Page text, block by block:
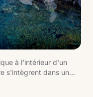
à l'intérieur d'un
s'intègrent dans un